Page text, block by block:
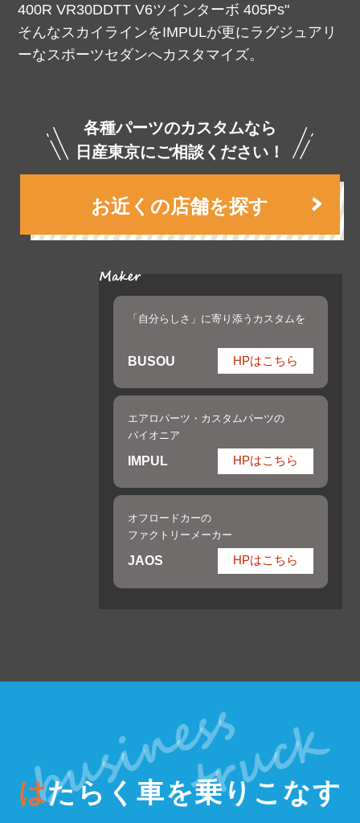
400R VR30DDTT V6ツインターボ 405Ps"
そんなスカイラインをIMPULが更にラグジュアリ
ーなスポーツセダンへカスタマイズ。
各種パーツのカスタムなら
日産東京にご相談ください！
お近くの店舗を探す
「自分らしさ」に寄り添うカスタムを
BUSOU HPはこちら
エアロパーツ・カスタムパーツの
パイオニア
IMPUL HPはこちら
オフロードカーの
ファクトリーメーカー
JAOS HPはこちら
はたらく車を乗りこなす